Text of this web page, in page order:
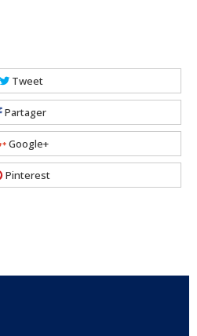
Tweet
Partager
Google+
Pinterest